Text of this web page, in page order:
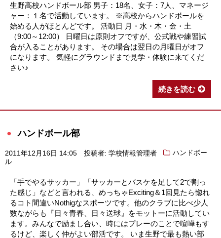
生野高校ハンドボール部 男子：18名、女子：7人、マネージ
ャー：１名で活動しています。 ※高校からハンドボールを
始める人がほとんどです。 活動日 月・水・木・金・土
（9:00～12:00） 日曜日は原則オフですが、公式戦や練習試
合が入ることがあります。 その場合は翌日の月曜日がオフ
になります。 気軽にグラウンドまで見学・体験に来てくだ
さい♪
続きを読む
ハンドボール部
2011年12月16日 14:05 投稿者: 学校情報管理者
ハンドボー
ル
「手でやるサッカー」「サッカーとバスケを足して2で割っ
た感じ」などと言われる、めっちゃExciting＆1回見たら惚れ
るコト間違いNothigなスポーツです。他のクラブに比べ少人
数ながらも『日々青春、日々送球』をモットーに活動してい
ます。みんなで励まし合い、時にはプレーのことで喧嘩もす
るけど、楽しく仲がよい部活です。 いま生野で最も熱い部